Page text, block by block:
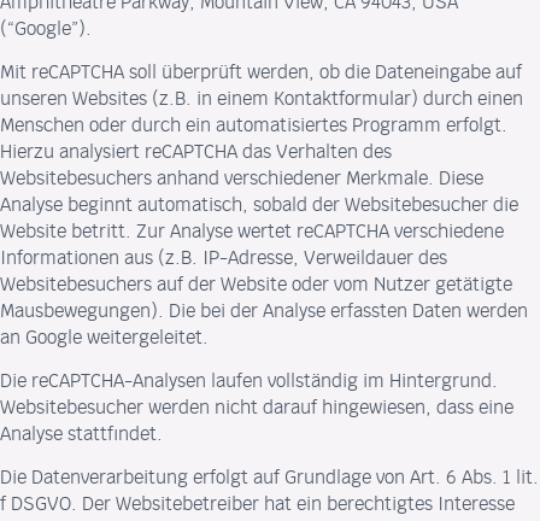
(“Google”).
Mit reCAPTCHA soll überprüft werden, ob die Dateneingabe auf
unseren Websites (z.B. in einem Kontaktformular) durch einen
Menschen oder durch ein automatisiertes Programm erfolgt.
Hierzu analysiert reCAPTCHA das Verhalten des
Websitebesuchers anhand verschiedener Merkmale. Diese
Analyse beginnt automatisch, sobald der Websitebesucher die
Website betritt. Zur Analyse wertet reCAPTCHA verschiedene
Informationen aus (z.B. IP-Adresse, Verweildauer des
Websitebesuchers auf der Website oder vom Nutzer getätigte
Mausbewegungen). Die bei der Analyse erfassten Daten werden
an Google weitergeleitet.
Die reCAPTCHA-Analysen laufen vollständig im Hintergrund.
Websitebesucher werden nicht darauf hingewiesen, dass eine
Analyse stattfindet.
Die Datenverarbeitung erfolgt auf Grundlage von Art. 6 Abs. 1 lit.
f DSGVO. Der Websitebetreiber hat ein berechtigtes Interesse